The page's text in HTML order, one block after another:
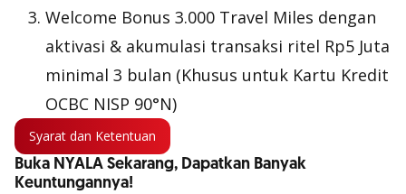
Welcome Bonus 3.000 Travel Miles dengan
aktivasi & akumulasi transaksi ritel Rp5 Juta
minimal 3 bulan (Khusus untuk Kartu Kredit
OCBC NISP 90°N)
Syarat dan Ketentuan
Buka NYALA Sekarang, Dapatkan Banyak
Keuntungannya!